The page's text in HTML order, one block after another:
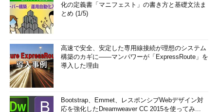
化の定義書「マニフェスト」の書き方と基礎文法ま
とめ (1/5)
高速で安全、安定した専用線接続が理想のシステム
構築のカギに――マンパワーが「ExpressRoute」を
導入した理由
Bootstrap、Emmet、レスポンシブWebデザイン対
応を強化したDreamweaver CC 2015を使ってみ...